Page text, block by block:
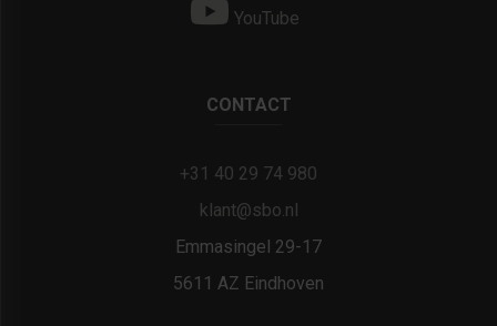
YouTube
CONTACT
+31 40 29 74 980
klant@sbo.nl
Emmasingel 29-17
5611 AZ Eindhoven